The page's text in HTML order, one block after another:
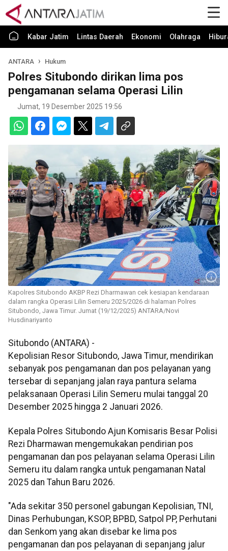
Kabar Jatim Lintas Daerah Ekonomi Olahraga
ANTARA Hukum
Polres Situbondo dirikan lima pos
pengamanan selama Operasi Lilin
Jumat, 19 Desember 2025 19:56
Kapolres Situbondo AKBP Rezi Dharmawan cek kesiapan kendaraan
dalam rangka Operasi Lilin Semeru 2025/2026 di halaman Polres
Situbondo, Jawa Timur. Jumat (19/12/2025) ANTARA/Novi
Husdinariyanto
Situbondo (ANTARA) -
Kepolisian Resor Situbondo, Jawa Timur, mendirikan
sebanyak pos pengamanan dan pos pelayanan yang
tersebar di sepanjang jalan raya pantura selama
pelaksanaan Operasi Lilin Semeru mulai tanggal 20
Desember 2025 hingga 2 Januari 2026.
Kepala Polres Situbondo Ajun Komisaris Besar Polisi
Rezi Dharmawan mengemukakan pendirian pos
pengamanan dan pos pelayanan selama Operasi Lilin
Semeru itu dalam rangka untuk pengamanan Natal
2025 dan Tahun Baru 2026.
"Ada sekitar 350 personel gabungan Kepolisian, TNI,
Dinas Perhubungan, KSOP, BPBD, Satpol PP, Perhutani
dan Senkom yang akan disebar ke lima pos
pengamanan dan pos pelayanan di sepanjang jalur